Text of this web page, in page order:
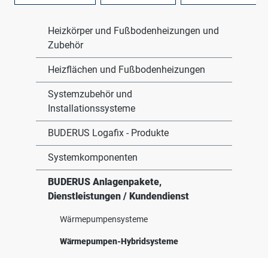
Heizkörper und Fußbodenheizungen und
Zubehör
Heizflächen und Fußbodenheizungen
Systemzubehör und
Installationssysteme
BUDERUS Logafix - Produkte
Systemkomponenten
BUDERUS Anlagenpakete,
Dienstleistungen / Kundendienst
Wärmepumpensysteme
Wärmepumpen-Hybridsysteme